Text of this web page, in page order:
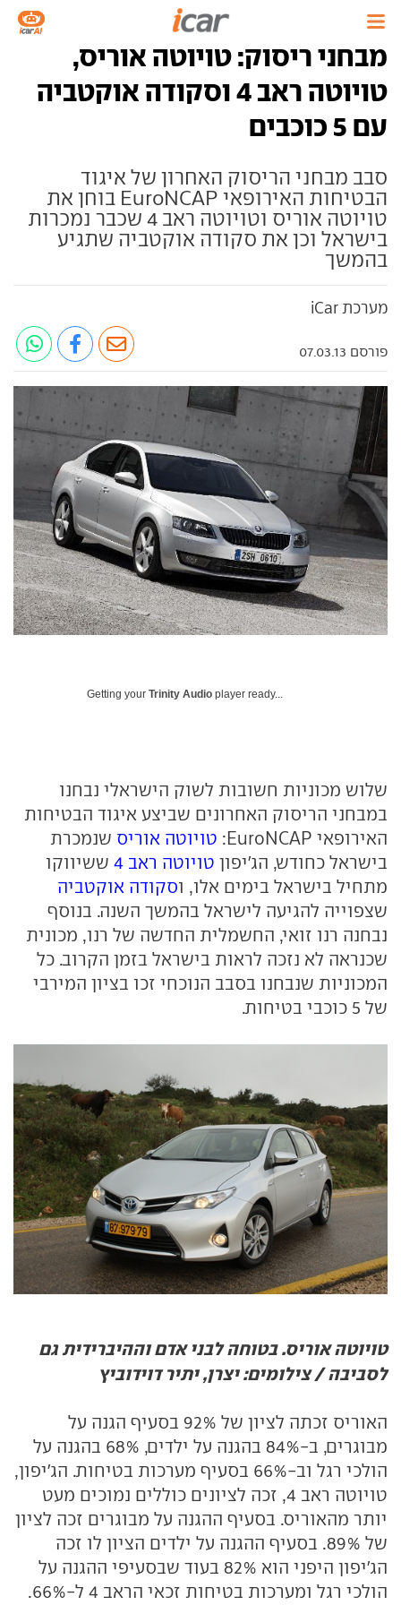
מבחני ריסוק: טויוטה אוריס,
טויוטה ראב 4 וסקודה אוקטביה
עם 5 כוכבים
סבב מבחני הריסוק האחרון של איגוד
הבטיחות האירופאי EuroNCAP בוחן את
טויוטה אוריס וטויוטה ראב 4 שכבר נמכרות
בישראל וכן את סקודה אוקטביה שתגיע
בהמשך
מערכת iCar
פורסם 07.03.13
Getting your Trinity Audio player ready...
שלוש מכוניות חשובות לשוק הישראלי נבחנו
במבחני הריסוק האחרונים שביצע איגוד הבטיחות
האירופאי EuroNCAP:
טויוטה אוריס שנמכרת
בישראל כחודש, הג'יפון טויוטה ראב 4
ששיווקו
מתחיל בישראל בימים אלו, וסקודה אוקטביה
שצפוייה להגיעה לישראל בהמשך השנה. בנוסף
נבחנה רנו זואי, החשמלית החדשה של רנו, מכונית
שכנראה לא נזכה לראות בישראל בזמן הקרוב. כל
המכוניות שנבחנו בסבב הנוכחי זכו בציון המירבי
של 5 כוכבי בטיחות.
טויוטה אוריס. בטוחה לבני אדם וההיברידית גם
לסביבה / צילומים: יצרן, יתיר דוידוביץ
האוריס זכתה לציון של 92% בסעיף הגנה על
מבוגרים, ב-84% בהגנה על ילדים, 68% בהגנה על
הולכי רגל וב-66% בסעיף מערכות בטיחות. הג'יפון,
טויוטה ראב 4, זכה לציונים כוללים נמוכים מעט
יותר מהאוריס. בסעיף ההגנה על מבוגרים זכה לציון
של 89%. בסעיף ההגנה על ילדים הציון לו זכה
הג'יפון היפני הוא 82% בעוד שבסעיפי ההגנה על
הולכי רגל ומערכות בטיחות זכאי הראב 4 ל-66%.